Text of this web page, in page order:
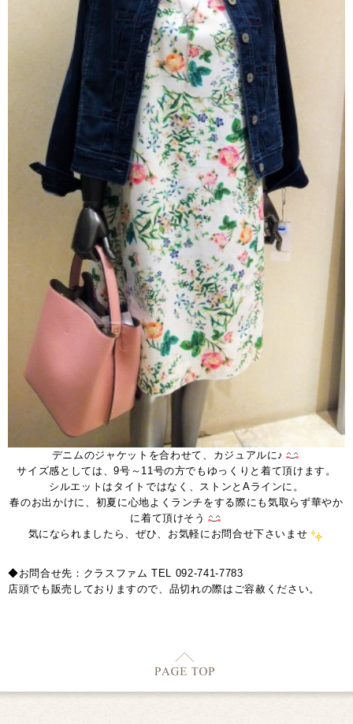
デニムのジャケットを合わせて、カジュアルに♪
サイズ感としては、9号～11号の方でもゆっくりと着て頂けます。
シルエットはタイトではなく、ストンとAラインに。
春のお出かけに、初夏に心地よくランチをする際にも気取らず華やか
に着て頂けそう
気になられましたら、ぜひ、お気軽にお問合せ下さいませ
◆お問合せ先：クラスファム TEL 092-741-7783
店頭でも販売しておりますので、品切れの際はご容赦ください。